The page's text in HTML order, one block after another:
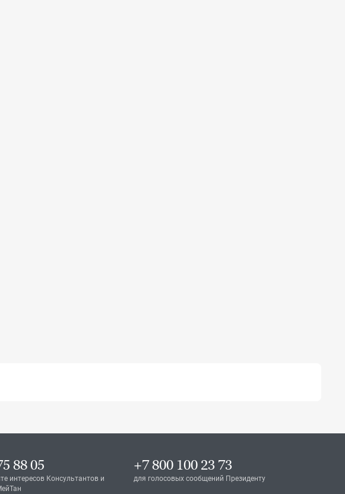
88 05
интересов Консультантов и
+7 800 100 23 73
для голосовых сообщений Президенту